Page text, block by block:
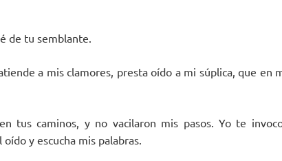
de tu semblante.
a mis clamores, presta oído a mi súplica, que en
tus caminos, y no vacilaron mis pasos. Yo te
y escucha mis palabras.